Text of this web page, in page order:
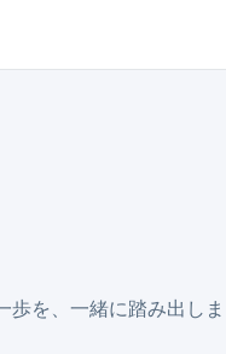
を、一緒に踏み出しま